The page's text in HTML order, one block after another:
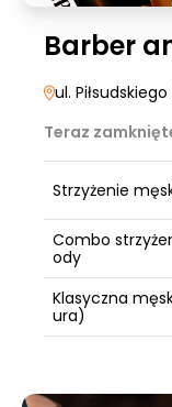
Barber
ul. Piłsudskiego
Teraz
Strzyżenie
Combo
ody
Klasyczna
ura)